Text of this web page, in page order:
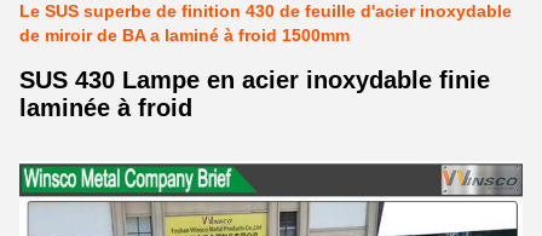
Le SUS superbe de finition 430 de feuille d'acier inoxydable
de miroir de BA a laminé à froid 1500mm
SUS 430 Lampe en acier inoxydable finie
laminée à froid